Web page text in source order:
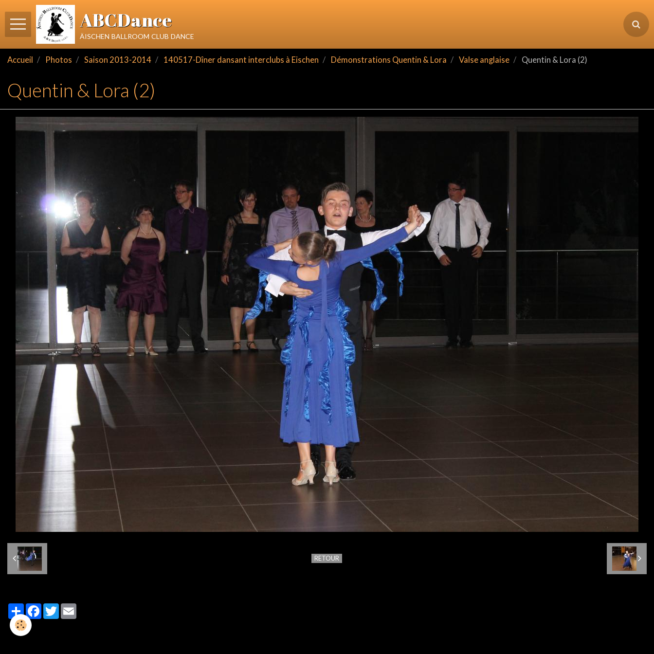
ABCDance
äischen ballroom club dance
Accueil Photos Saison 2013-2014 140517-Dîner dansant interclubs à Eischen Démonstrations Quentin & Lora Valse anglaise Quentin & Lora (2)
Quentin & Lora (2)
RETOUR
PartagerFacebook
Twitter